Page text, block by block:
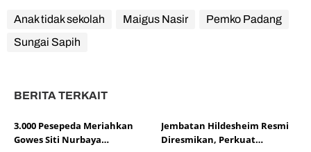
Anak tidak sekolah Maigus Nasir
Pemko Padang
Sungai Sapih
BERITA TERKAIT
3.000 Pesepeda Meriahkan
Gowes Siti Nurbaya
Jembatan Hildesheim Resmi
Diresmikan, Perkuat